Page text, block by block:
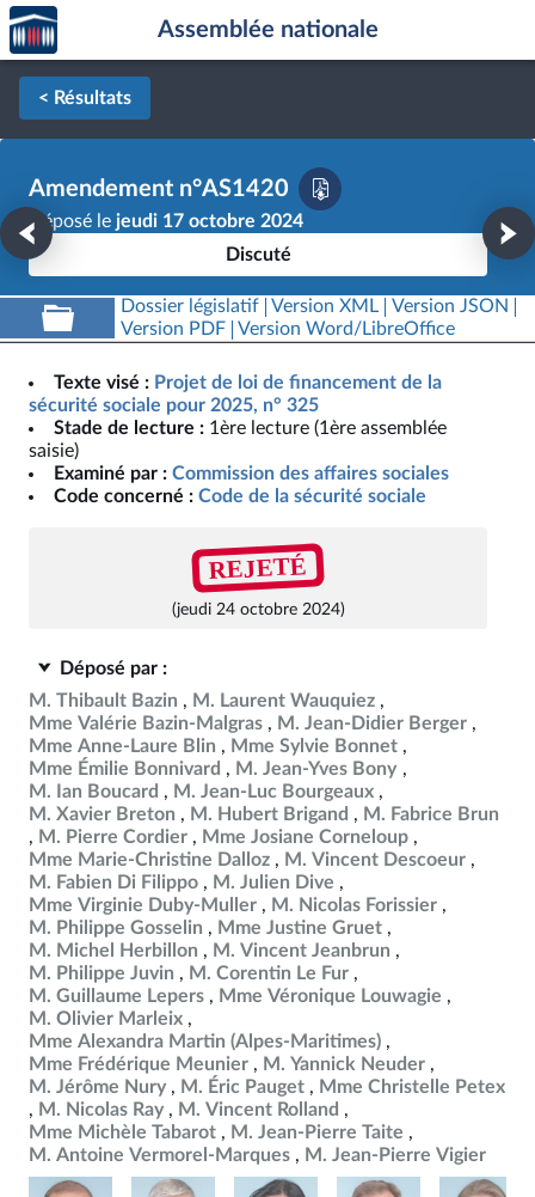
Aller au contenu
Aller en bas de la page
Accèder
à la
page
d'accueil
Assemblée nationale
< Résultats
Amendement n°AS1420
Déposé le jeudi 17 octobre 2024
Discuté
Dossier législatif Version XML
Version JSON
Version PDF
Version Word/LibreOffice
Texte visé : Projet de loi de financement de la
sécurité sociale pour 2025, n° 325
Stade de lecture : 1ère lecture (1ère assemblée
saisie)
Examiné par : Commission des affaires sociales
Code concerné : Code de la sécurité sociale
REJETÉ
(jeudi 24 octobre 2024)
Déposé par :
M. Thibault Bazin
M. Laurent Wauquiez
Mme Valérie Bazin-Malgras
M. Jean-Didier Berger
Mme Anne-Laure Blin
Mme Sylvie Bonnet
Mme Émilie Bonnivard
M. Jean-Yves Bony
M. Ian Boucard
M. Jean-Luc Bourgeaux
M. Xavier Breton
M. Hubert Brigand
M. Fabrice Brun
M. Pierre Cordier
Mme Josiane Corneloup
Mme Marie-Christine Dalloz
M. Vincent Descoeur
M. Fabien Di Filippo
M. Julien Dive
Mme Virginie Duby-Muller
M. Nicolas Forissier
M. Philippe Gosselin
Mme Justine Gruet
M. Michel Herbillon
M. Vincent Jeanbrun
M. Philippe Juvin
M. Corentin Le Fur
M. Guillaume Lepers
Mme Véronique Louwagie
M. Olivier Marleix
Mme Alexandra Martin (Alpes-Maritimes)
Mme Frédérique Meunier
M. Yannick Neuder
M. Jérôme Nury
M. Éric Pauget
Mme Christelle Petex
M. Nicolas Ray
M. Vincent Rolland
Mme Michèle Tabarot
M. Jean-Pierre Taite
M. Antoine Vermorel-Marques
M. Jean-Pierre Vigier